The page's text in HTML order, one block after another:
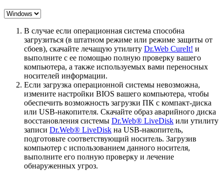
В случае если операционная система способна
загрузиться (в штатном режиме или режиме защиты от
сбоев), скачайте лечащую утилиту Dr.Web CureIt! и
выполните с ее помощью полную проверку вашего
компьютера, а также используемых вами переносных
носителей информации.
Если загрузка операционной системы невозможна,
измените настройки BIOS вашего компьютера, чтобы
обеспечить возможность загрузки ПК с компакт-диска
или USB-накопителя. Скачайте образ аварийного диска
восстановления системы Dr.Web® LiveDisk или утилиту
записи Dr.Web® LiveDisk на USB-накопитель,
подготовьте соответствующий носитель. Загрузив
компьютер с использованием данного носителя,
выполните его полную проверку и лечение
обнаруженных угроз.